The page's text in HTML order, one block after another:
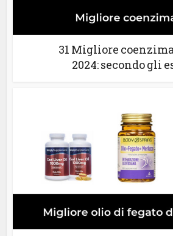
31 Migliore
2024: secondo gli